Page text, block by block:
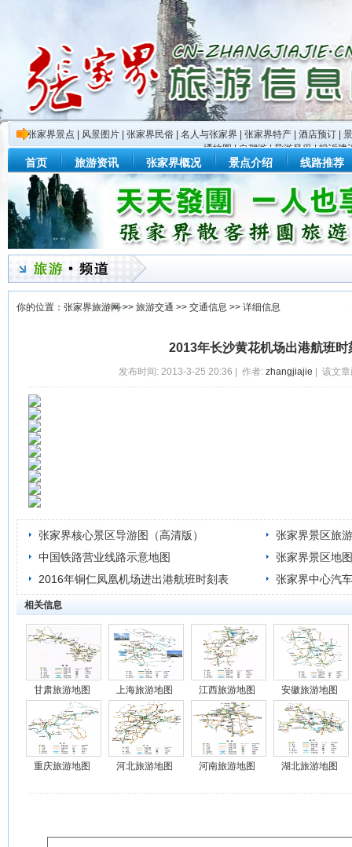
张家界景点 风景图片 张家界民俗 名人与张家界 张家界特产 酒店预订
通地图|自驾游|导游风采|投诉建
首页 旅游资讯 张家界概况 景点介绍 线路推荐
你的位置： 张家界旅游网>> 旅游交通 >> 交通信息 >> 详细信息
2013年长沙黄花机场出港航班时
发布时间: 2013-3-25 20:36 | 作者: zhangjiajie | 该文
张家界核心景区导游图（高清版）
张家界景区旅
中国铁路营业线路示意地图
张家界景区地图
2016年铜仁凤凰机场进出港航班时刻表
张家界中心汽
相关信息
甘肃旅游地图 上海旅游地图 江西旅游地图 安徽旅游地图
重庆旅游地图 河北旅游地图 河南旅游地图 湖北旅游地图